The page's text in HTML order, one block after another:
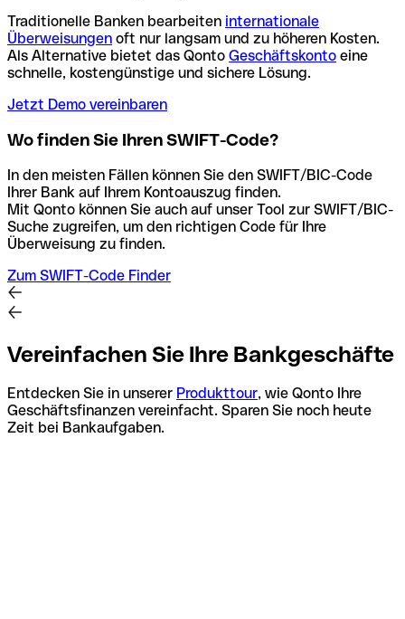
Traditionelle Banken bearbeiten internationale
Überweisungen oft nur langsam und zu höheren Kosten.
Als Alternative bietet das Qonto Geschäftskonto eine
schnelle, kostengünstige und sichere Lösung.
Jetzt Demo vereinbaren
Wo finden Sie Ihren SWIFT-Code?
In den meisten Fällen können Sie den SWIFT/BIC-Code
Ihrer Bank auf Ihrem Kontoauszug finden.
Mit Qonto können Sie auch auf unser Tool zur SWIFT/BIC-
Suche zugreifen, um den richtigen Code für Ihre
Überweisung zu finden.
Zum SWIFT-Code Finder
Vereinfachen Sie Ihre Bankgeschäfte
Entdecken Sie in unserer Produkttour, wie Qonto Ihre
Geschäftsfinanzen vereinfacht. Sparen Sie noch heute
Zeit bei Bankaufgaben.